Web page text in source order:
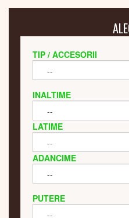
TIP / ACCESORII
INALTIME
LATIME
ADANCIME
PUTERE